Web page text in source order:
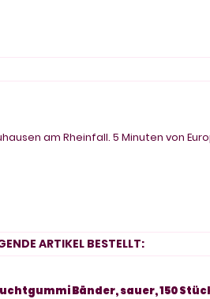
am Rheinfall. 5 Minuten von
ARTIKEL BESTELLT:
Bänder, sauer, 150